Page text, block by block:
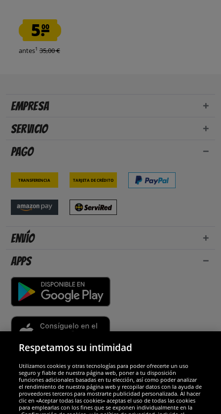
5.00
antes1 35,00 €
Empresa
Servicio
Pago
Transferencia Tarjeta de crédito
Envío
Apps
Socios y seguridad
Galardones
Respetamos su intimidad
Utilizamos cookies y otras tecnologías para poder ofrecerte un uso
seguro y fiable de nuestra página web, poner a tu disposición
funciones adicionales basadas en tu elección, así como poder analizar
el rendimiento de nuestra página web y recopilar datos con la ayuda de
proveedores terceros para mostrarte publicidad personalizada. Al hacer
clic en «Aceptar todas las cookies» aceptas el uso de todas las cookies
para emplearlas con los fines que se exponen individualmente en la